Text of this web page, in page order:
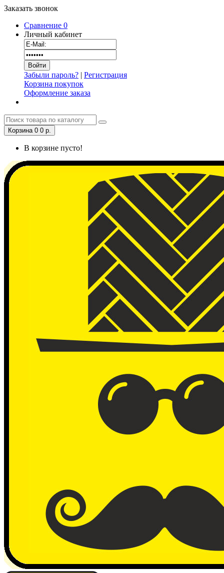
Заказать звонок
Сравнение 0
Личный кабинет
Забыли пароль? | Регистрация
Корзина покупок
Оформление заказа
Корзина 0 0 р.
В корзине пусто!